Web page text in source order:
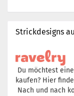
Strickdesigns
Du möchtest
kaufen? Hier
Nach und nach